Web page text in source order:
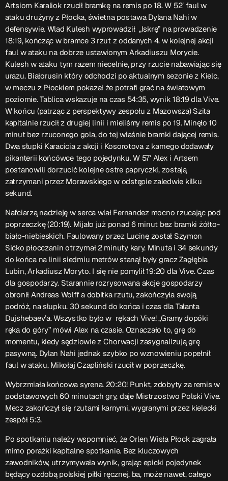
Artsiom Karaliok rzucił bramkę na remis po 18. W 52′ faul w
ataku drużyny z Płocka, świetna postawa Dylana Nahi w
defensywie. Wlad Kulesh wyprowadził „Iskrę” na prowadzenie
18:19, kończąc w bramce 3 rzut z oddanych 4. w kolejnej akcji
faul w ataku na dobrze ustawionym Arkadiuszu Morycie.
Kulesh w ataku tym razem niecelnie, przy rzucie nabawiając się
urazu. Białorusin który odchodzi po aktualnym sezonie z Kielc,
w meczu z Płockiem pokazał że potrafi grać na światowym
poziomie. Tablica wskazuje na czas 54:35, wynik 18:19 dla Vive.
W końcu (patrząc z perspektywy zespołu z Mazowsza) Szita
kapitalnie rzucił z drugiej linii i mieliśmy remis po 19. Minęło 10
minut bez rzuconego gola, do tej właśnie bramki dającej remis.
Dwa słupki Karacicia z akcji i Kosorotova z karnego dodawały
pikanterii końcówce tego pojedynku. W 57′ Alex i Artsem
postanowili dorzucić kolejne ostre papryczki, zostają
zatrzymani przez Morawskiego w odstępie zaledwie kilku
sekund.
Nafciarzą nadzieję w serca wlał Fernandez mocno rzucając pod
poprzeczkę (20:19). Mijało już ponad 6 minut bez bramki żółto-
biało-niebieskich. Faulowany przez Lucinę został Szymon
Sićko płocczanin otrzymał 2 minuty kary. Minuta i 34 sekundy
do końca na linii siedmiu metrów stanął były gracz Zagłębia
Lubin, Arkadiusz Moryto. I się nie pomylił 19:20 dla Vive. Czas
dla gospodarzy. Starannie rozrysowana akcje gospodarzy
obronił Andreas Wolff a dobitka rzutu, zakończyła swoją
podróż, na słupku. 30 sekund do końca i czas dla Tałanta
Dujshebaev’a. Wszystko było w rękach Vive! „Gramy dopóki
ręka do góry” mówi Alex na czasie. Oznaczało to, grę do
momentu, kiedy sędziowie z Chorwacji zasygnalizują grę
pasywną. Dylan Nahi jednak szybko po wznowieniu popełnił
faul w ataku. Mikołaj Czapliński rzucił w poprzeczkę.
Wybrzmiała końcowa syrena. 20:20! Punkt, zdobyty za remis w
podstawowych 60 minutach gry, daje Mistrzostwo Polski Vive.
Mecz zakończył się rzutami karnymi, wygranymi przez kielecki
zespół 5:3.
Po spotkaniu należy wspomnieć, że Orlen Wisła Płock zagrała
mimo porażki kapitalne spotkanie. Bez kluczowych
zawodników, utrzymywała wynik, grając epicki pojedynek
będący ozdobą polskiej piłki ręcznej, ba, może nawet, całego